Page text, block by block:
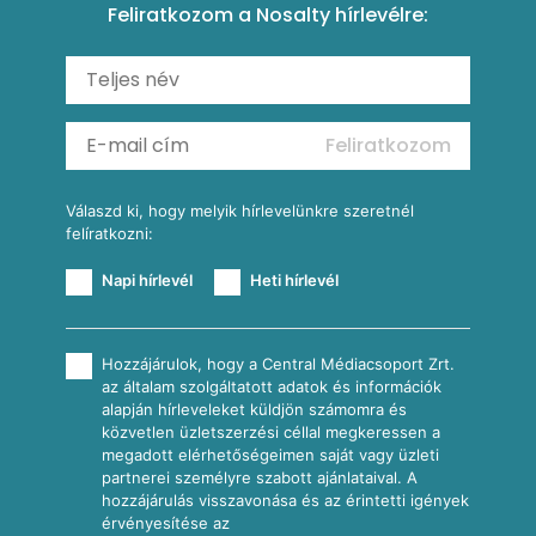
Carbonara
Shakshuka
Ratatouille
Mexikói húsleves kukorica salsával
Almás-kéksajtos kukoricasaláta
Köretek
Reggeli receptek
Feliratkozom a Nosalty hírlevélre:
Feliratkozom
Válaszd ki, hogy melyik hírlevelünkre szeretnél
felíratkozni:
Napi hírlevél Heti hírlevél
Hozzájárulok, hogy a Central Médiacsoport Zrt.
az általam szolgáltatott adatok és információk
alapján hírleveleket küldjön számomra és
közvetlen üzletszerzési céllal megkeressen a
megadott elérhetőségeimen saját vagy üzleti
partnerei személyre szabott ajánlataival. A
hozzájárulás visszavonása és az érintetti igények
érvényesítése az